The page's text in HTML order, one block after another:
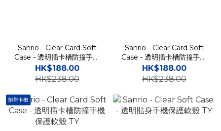
Sanrio - Clear Card Soft
Case - 透明插卡槽防撞手機
保護軟殼 TY
HK$188.00
HK$238.00
Sanrio - Clear Card Soft
Case - 透明插卡槽防撞手機
保護軟殼 TY
HK$188.00
HK$238.00
附帶卡槽